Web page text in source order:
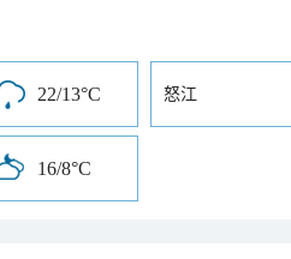
22/13°C 怒江
16/8°C